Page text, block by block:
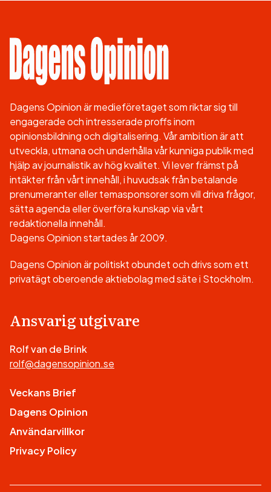
Dagens Opinion är medieföretaget som riktar sig till
engagerade och intresserade proffs inom
opinionsbildning och digitalisering. Vår ambition är att
utveckla, utmana och underhålla vår kunniga publik med
hjälp av journalistik av hög kvalitet. Vi lever främst på
intäkter från vårt innehåll, i huvudsak från betalande
prenumeranter eller temasponsorer som vill driva frågor,
sätta agenda eller överföra kunskap via vårt
redaktionella innehåll.
Dagens Opinion startades år 2009.
Dagens Opinion är politiskt obundet och drivs som ett
privatägt oberoende aktiebolag med säte i Stockholm.
Ansvarig utgivare
Rolf van de Brink
rolf@dagensopinion.se
Veckans Brief
Dagens Opinion
Användarvillkor
Privacy Policy